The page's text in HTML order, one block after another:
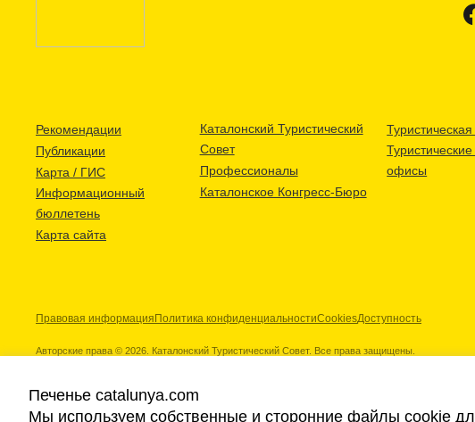
Рекомендации
Публикации
Карта / ГИС
Информационный
бюллетень
Карта сайта
Каталонский Туристический
Совет
Профессионалы
Каталонское Конгресс-Бюро
офисы
Правовая информация Политика конфиденциальностиCookiesДоступность
Авторские права © 2026. Каталонский Туристический Совет. Все права защищены.
Печенье catalunya.com
Мы используем собственные и сторонние файлы cookie